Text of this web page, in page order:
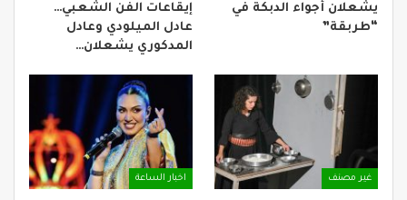
يشعلان أجواء الدبكة في
“طربقة”
إيقاعات الفن الشعبي…
عادل الميلودي وعادل
المدكوري يشعلان…
غير مصنف اخبار الساعة